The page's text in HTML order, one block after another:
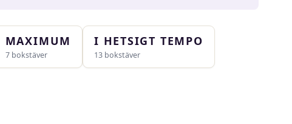
MAXIMUM
7 bokstäver
I HETSIGT TEMPO
13 bokstäver